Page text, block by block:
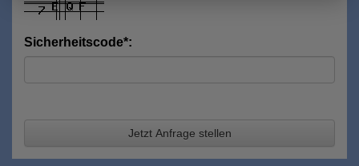
Sicherheitscode*:
Jetzt Anfrage stellen